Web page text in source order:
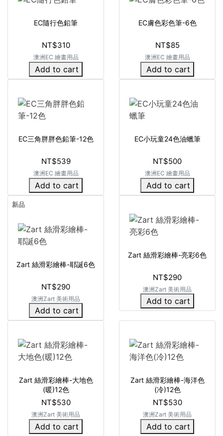
EC隨行色鉛筆
NT$310
澳洲EC 繪畫用品
Add to cart
EC膚色彩色筆-6色
NT$85
澳洲EC 繪畫用品
Add to cart
EC三角胖胖色鉛筆-12色
NT$539
澳洲EC 繪畫用品
Add to cart
EC小玩童24色油蠟筆
NT$500
澳洲EC 繪畫用品
Add to cart
新品
Zart 絲滑彩繪棒-耶誕6色
NT$290
澳洲Zart 美術用品
Add to cart
Zart 絲滑彩繪棒-亮彩6色
NT$290
澳洲Zart 美術用品
Add to cart
Zart 絲滑彩繪棒-大地色
(暖)12色
NT$530
澳洲Zart 美術用品
Add to cart
Zart 絲滑彩繪棒-海洋色
(冷)12色
NT$530
澳洲Zart 美術用品
Add to cart